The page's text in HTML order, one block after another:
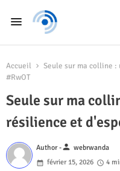
Accueil
Seule sur ma colline
#RwOT
Seule sur ma
résilience et
Author -person webrwanda
février 15, 2026
4